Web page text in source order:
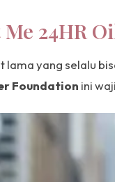
24HR
lama yang selalu
Foundation ini